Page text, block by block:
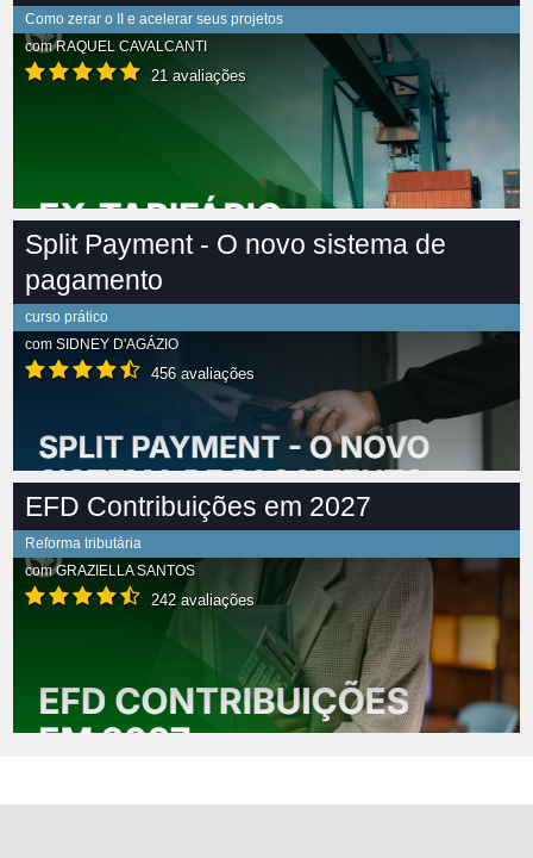
Como zerar o II e acelerar seus projetos
comRAQUEL CAVALCANTI
21 avaliações
Split Payment - O novo sistema de
pagamento
curso prático
com SIDNEY D'AGÁZIO
456 avaliações
EFD Contribuições em 2027
Reforma tributária
comGRAZIELLA SANTOS
242 avaliações